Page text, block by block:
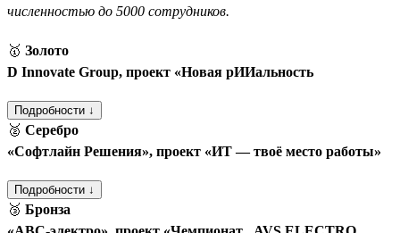
численностью до 5000 сотрудников.
🥇 Золото
D Innovate Group, проект «Новая рИИальность
Подробности ↓
🥈 Серебро
«Софтлайн Решения», проект «ИТ — твоё место работы»
Подробности ↓
🥉 Бронза